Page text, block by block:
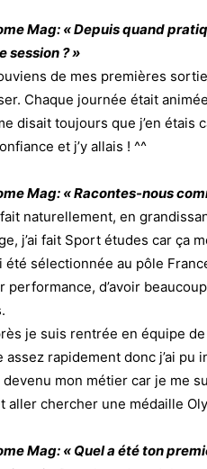
Mag: « Depuis quand
session ? »
de mes premières
Chaque journée était
disait toujours que j’en étais
et j’y allais ! ^^
Mag: « Racontes-nous
fait naturellement, en
j’ai fait Sport études car ça
été sélectionnée au pôle
performance, d’avoir
je suis rentrée en équipe
assez rapidement donc j’ai
mon métier car je me
aller chercher une médaille
Mag: « Quel a été ton